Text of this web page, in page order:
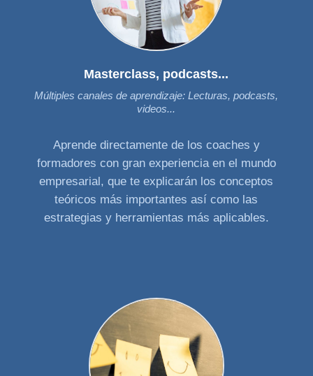
Masterclass, podcasts...
Múltiples canales de aprendizaje: Lecturas, podcasts,
videos...
Aprende directamente de los coaches y
formadores con gran experiencia en el mundo
empresarial, que te explicarán los conceptos
teóricos más importantes así como las
estrategias y herramientas más aplicables.